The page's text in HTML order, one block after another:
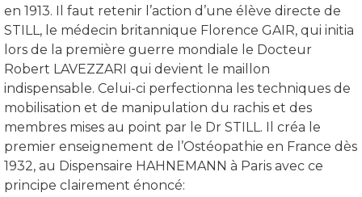
en 1913. Il faut retenir l’action d’une élève directe de
STILL, le médecin britannique Florence GAIR, qui initia
lors de la première guerre mondiale le Docteur
Robert LAVEZZARI qui devient le maillon
indispensable. Celui-ci perfectionna les techniques de
mobilisation et de manipulation du rachis et des
membres mises au point par le Dr STILL. Il créa le
premier enseignement de l’Ostéopathie en France dès
1932, au Dispensaire HAHNEMANN à Paris avec ce
principe clairement énoncé: